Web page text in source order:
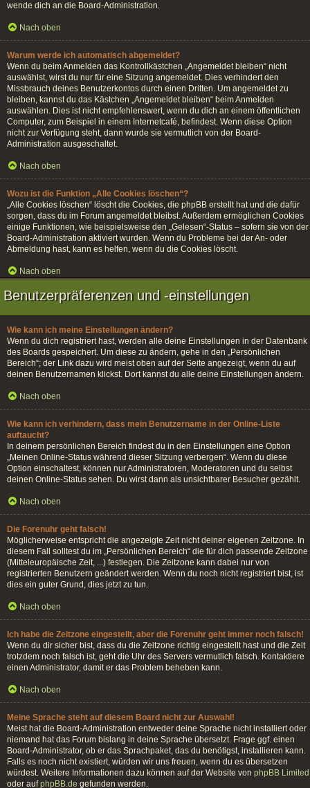
wende dich an die Board-Administration.
Nach oben
Warum werde ich automatisch abgemeldet?
Wenn du beim Anmelden das Kontrollkästchen „Angemeldet bleiben“ nicht
auswählst, wirst du nur für eine Sitzung angemeldet. Dies verhindert den
Missbrauch deines Benutzerkontos durch einen Dritten. Um angemeldet zu
bleiben, kannst du das Kästchen „Angemeldet bleiben“ beim Anmelden
auswählen. Dies ist nicht empfehlenswert, wenn du dich an einem öffentlichen
Computer, zum Beispiel in einem Internetcafé, befindest. Wenn diese Option
nicht zur Verfügung steht, dann wurde sie vermutlich von der Board-
Administration ausgeschaltet.
Nach oben
Wozu ist die Funktion „Alle Cookies löschen“?
„Alle Cookies löschen“ löscht die Cookies, die phpBB erstellt hat und die dafür
sorgen, dass du im Forum angemeldet bleibst. Außerdem ermöglichen Cookies
einige Funktionen, wie beispielsweise den „Gelesen“-Status – sofern sie von der
Board-Administration aktiviert wurden. Wenn du Probleme bei der An- oder
Abmeldung hast, kann es helfen, wenn du die Cookies löscht.
Nach oben
Benutzerpräferenzen und -einstellungen
Wie kann ich meine Einstellungen ändern?
Wenn du dich registriert hast, werden alle deine Einstellungen in der Datenbank
des Boards gespeichert. Um diese zu ändern, gehe in den „Persönlichen
Bereich“; der Link dazu wird meist oben auf der Seite angezeigt, wenn du auf
deinen Benutzernamen klickst. Dort kannst du alle deine Einstellungen ändern.
Nach oben
Wie kann ich verhindern, dass mein Benutzername in der Online-Liste
auftaucht?
In deinem persönlichen Bereich findest du in den Einstellungen eine Option
„Meinen Online-Status während dieser Sitzung verbergen“. Wenn du diese
Option einschaltest, können nur Administratoren, Moderatoren und du selbst
deinen Online-Status sehen. Du wirst dann als unsichtbarer Besucher gezählt.
Nach oben
Die Forenuhr geht falsch!
Möglicherweise entspricht die angezeigte Zeit nicht deiner eigenen Zeitzone. In
diesem Fall solltest du im „Persönlichen Bereich“ die für dich passende Zeitzone
(Mitteleuropäische Zeit, ...) festlegen. Die Zeitzone kann dabei nur von
registrierten Benutzern geändert werden. Wenn du noch nicht registriert bist, ist
dies ein guter Grund, dies jetzt zu tun.
Nach oben
Ich habe die Zeitzone eingestellt, aber die Forenuhr geht immer noch falsch!
Wenn du dir sicher bist, dass du die Zeitzone richtig eingestellt hast und die Zeit
trotzdem noch falsch ist, geht die Uhr des Servers vermutlich falsch. Kontaktiere
einen Administrator, damit er das Problem beheben kann.
Nach oben
Meine Sprache steht auf diesem Board nicht zur Auswahl!
Meist hat die Board-Administration entweder deine Sprache nicht installiert oder
niemand hat das Forum bislang in deine Sprache übersetzt. Frage ggf. einen
Board-Administrator, ob er das Sprachpaket, das du benötigst, installieren kann.
Falls es noch nicht existiert, würden wir uns freuen, wenn du es übersetzen
würdest. Weitere Informationen dazu können auf der Website von phpBB Limited
oder aufphpBB.de gefunden werden.